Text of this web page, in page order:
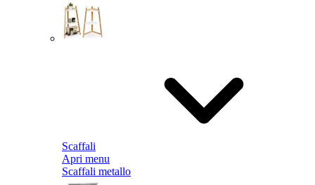
Scaffali
Apri menu
Scaffali metallo